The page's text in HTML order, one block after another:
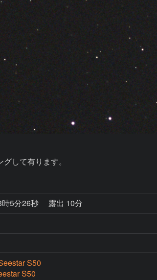
して有ります。
5分26秒
露出 10分
S50
S50